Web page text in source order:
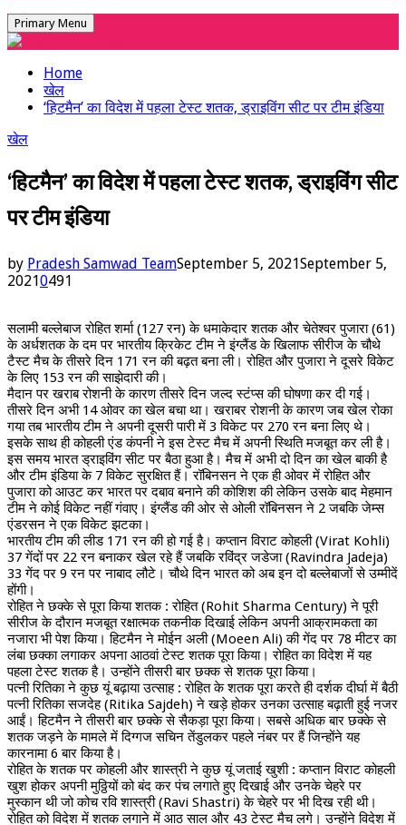
Primary Menu
Home
खेल
‘हिटमैन’ का विदेश में पहला टेस्ट शतक, ड्राइविंग सीट पर टीम इंडिया
खेल
‘हिटमैन’ का विदेश में पहला टेस्ट शतक, ड्राइविंग सीट
पर टीम इंडिया
by Pradesh Samwad TeamSeptember 5, 2021September 5,
20210491
सलामी बल्लेबाज रोहित शर्मा (127 रन) के धमाकेदार शतक और चेतेश्वर पुजारा (61)
के अर्धशतक के दम पर भारतीय क्रिकेट टीम ने इंग्लैंड के खिलाफ सीरीज के चौथे
टैस्ट मैच के तीसरे दिन 171 रन की बढ़त बना ली। रोहित और पुजारा ने दूसरे विकेट
के लिए 153 रन की साझेदारी की।
मैदान पर खराब रोशनी के कारण तीसरे दिन जल्द स्टंप्स की घोषणा कर दी गई।
तीसरे दिन अभी 14 ओवर का खेल बचा था। खराबर रोशनी के कारण जब खेल रोका
गया तब भारतीय टीम ने अपनी दूसरी पारी में 3 विकेट पर 270 रन बना लिए थे।
इसके साथ ही कोहली एंड कंपनी ने इस टेस्ट मैच में अपनी स्थिति मजबूत कर ली है।
इस समय भारत ड्राइविंग सीट पर बैठा हुआ है। मैच में अभी दो दिन का खेल बाकी है
और टीम इंडिया के 7 विकेट सुरक्षित हैं। रॉबिनसन ने एक ही ओवर में रोहित और
पुजारा को आउट कर भारत पर दबाव बनाने की कोशिश की लेकिन उसके बाद मेहमान
टीम ने कोई विकेट नहीं गंवाए। इंग्लैंड की ओर से ओली रॉबिनसन ने 2 जबकि जेम्स
एंडरसन ने एक विकेट झटका।
भारतीय टीम की लीड 171 रन की हो गई है। कप्तान विराट कोहली (Virat Kohli)
37 गेंदों पर 22 रन बनाकर खेल रहे हैं जबकि रविंद्र जडेजा (Ravindra Jadeja)
33 गेंद पर 9 रन पर नाबाद लौटे। चौथे दिन भारत को अब इन दो बल्लेबाजों से उम्मीदें
होंगी।
रोहित ने छक्के से पूरा किया शतक : रोहित (Rohit Sharma Century) ने पूरी
सीरीज के दौरान मजबूत रक्षात्मक तकनीक दिखाई लेकिन अपनी आक्रामकता का
नजारा भी पेश किया। हिटमैन ने मोईन अली (Moeen Ali) की गेंद पर 78 मीटर का
लंबा छक्का लगाकर अपना आठवां टेस्ट शतक पूरा किया। रोहित का विदेश में यह
पहला टेस्ट शतक है। उन्होंने तीसरी बार छक्क से शतक पूरा किया।
पत्नी रितिका ने कुछ यूं बढ़ाया उत्साह : रोहित के शतक पूरा करते ही दर्शक दीर्घा में बैठी
पत्नी रितिका सजदेह (Ritika Sajdeh) ने खड़े होकर उनका उत्साह बढ़ाती हुई नजर
आईं। हिटमैन ने तीसरी बार छक्के से सैकड़ा पूरा किया। सबसे अधिक बार छक्के से
शतक जड़ने के मामले में दिग्गज सचिन तेंडुलकर पहले नंबर पर हैं जिन्होंने यह
कारनामा 6 बार किया है।
रोहित के शतक पर कोहली और शास्त्री ने कुछ यूं जताई खुशी : कप्तान विराट कोहली
खुश होकर अपनी मुठ्ठियों को बंद कर पंच लगाते हुए दिखाई और उनके चेहरे पर
मुस्कान थी जो कोच रवि शास्त्री (Ravi Shastri) के चेहरे पर भी दिख रही थी।
रोहित को विदेश में शतक लगाने में आठ साल और 43 टेस्ट मैच लगे। उन्होंने विदेश में